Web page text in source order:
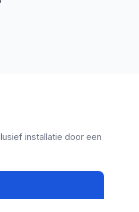
installatie door een